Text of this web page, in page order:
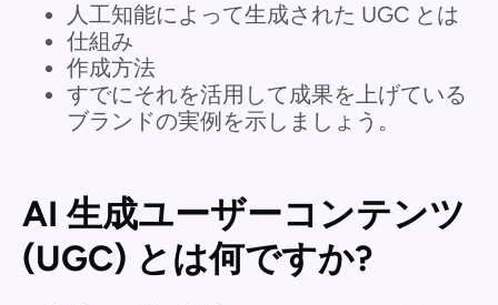
人工知能によって生成された UGC とは
仕組み
作成方法
すでにそれを活用して成果を上げている
ブランドの実例を示しましょう。
AI 生成ユーザーコンテンツ
(UGC) とは何ですか?